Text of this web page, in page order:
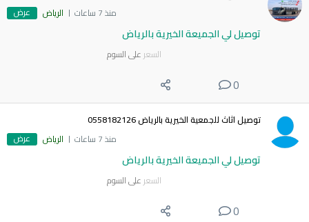
منذ 7 ساعات
الرياض عرض
توصيل لي الجميعة الخيرية بالرياض
السعر على السوم
0
توصيل اثاث للجمعية الخيرية بالرياض 0558182126
منذ 7 ساعات
الرياض عرض
توصيل لي الجميعة الخيرية بالرياض
السعر على السوم
0